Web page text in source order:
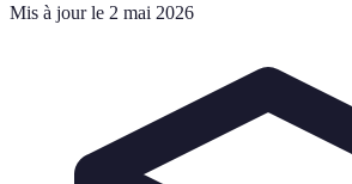
Mis à jour le 2 mai 2026